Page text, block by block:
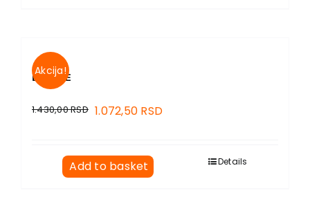
Akcija!
DRUGDE
1.430,00RSD 1.072,50 RSD
Add to basket Details